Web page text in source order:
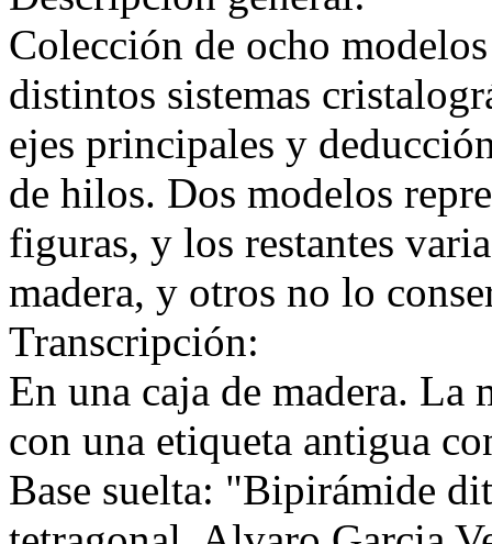
Colección de ocho
distintos sistemas
ejes principales y
de hilos. Dos modelos
figuras, y los restantes
madera, y otros no lo
Transcripción:
En una caja de madera. La
con una etiqueta antigua
Base suelta: "Bipirámide